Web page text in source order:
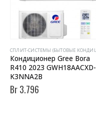
Кондиционер Gree Bora
R410 2023 GWH18AACXD-
K3NNA2B
Br3.796